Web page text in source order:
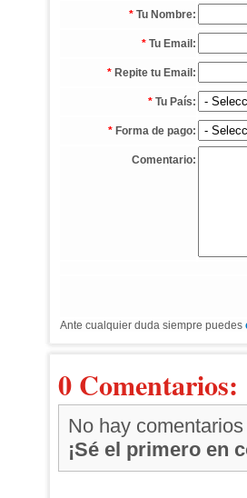
* Tu Nombre:
* Tu Email:
* Repite tu Email:
* Tu País:
* Forma de pago:
Comentario:
Ante cualquier duda siempre puedes
0 Comentarios:
No hay comentarios
¡Sé el primero en